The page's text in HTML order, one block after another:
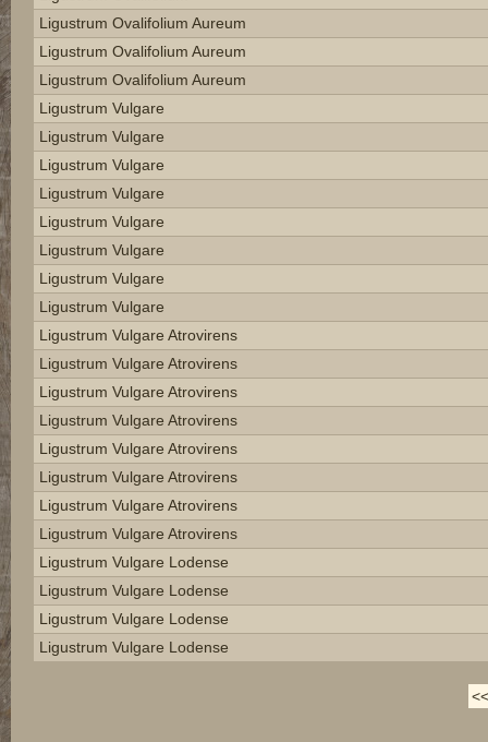
Ligustrum Ovalifolium Aureum
Ligustrum Ovalifolium Aureum
Ligustrum Ovalifolium Aureum
Ligustrum Vulgare
Ligustrum Vulgare
Ligustrum Vulgare
Ligustrum Vulgare
Ligustrum Vulgare
Ligustrum Vulgare
Ligustrum Vulgare
Ligustrum Vulgare
Ligustrum Vulgare Atrovirens
Ligustrum Vulgare Atrovirens
Ligustrum Vulgare Atrovirens
Ligustrum Vulgare Atrovirens
Ligustrum Vulgare Atrovirens
Ligustrum Vulgare Atrovirens
Ligustrum Vulgare Atrovirens
Ligustrum Vulgare Atrovirens
Ligustrum Vulgare Lodense
Ligustrum Vulgare Lodense
Ligustrum Vulgare Lodense
Ligustrum Vulgare Lodense
<<